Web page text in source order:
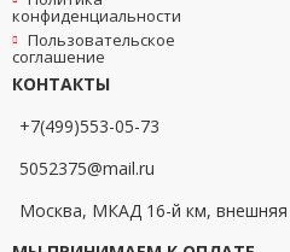
конфиденциальности
Пользовательское
соглашение
КОНТАКТЫ
+7(499)553-05-73
5052375@mail.ru
Москва, МКАД 16-й км, внешняя